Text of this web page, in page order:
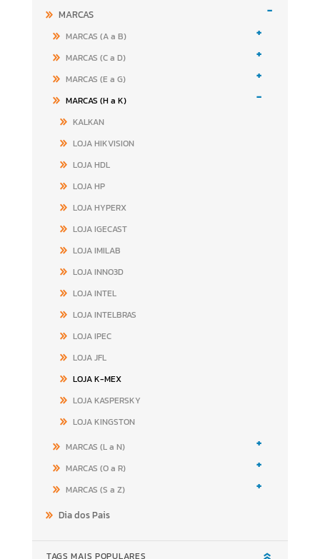
MARCAS -
MARCAS (A a B) +
MARCAS (C a D) +
MARCAS (E a G) +
MARCAS (H a K) -
KALKAN
LOJA HIKVISION
LOJA HDL
LOJA HP
LOJA HYPERX
LOJA IGECAST
LOJA IMILAB
LOJA INNO3D
LOJA INTEL
LOJA INTELBRAS
LOJA IPEC
LOJA JFL
LOJA K-MEX
LOJA KASPERSKY
LOJA KINGSTON
MARCAS (L a N)
+
MARCAS (O a R) +
MARCAS (S a Z) +
Dia dos Pais
TAGS MAIS POPULARES